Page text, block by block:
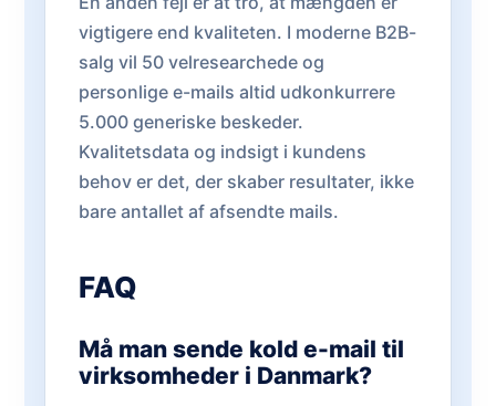
vigtigere end kvaliteten. I moderne B2B-
salg vil 50 velresearchede og
personlige e-mails altid udkonkurrere
5.000 generiske beskeder.
Kvalitetsdata og indsigt i kundens
behov er det, der skaber resultater, ikke
bare antallet af afsendte mails.
FAQ
Må man sende kold e-mail til
virksomheder i Danmark?